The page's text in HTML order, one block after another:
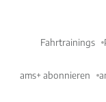
Fahrtrainings
ams+ abonnieren